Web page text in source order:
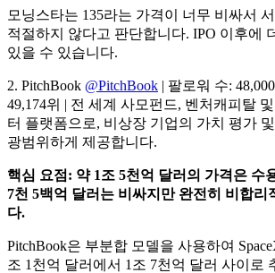
모닝스타는 135라는 가격이 너무 비싸서
적절하지 않다고 판단합니다. IPO 이후에
있을 수 있습니다.
2. PitchBook @PitchBook | 팔로워 수:
49,174위 | 전 세계 사모펀드, 벤처캐피탈
터 플랫폼으로, 비상장 기업의 가치 평가
광범위하게 제공합니다.
핵심 요점: 약 1조 5천억 달러의 가격은 수
7천 5백억 달러는 비싸지만 완전히 비합리
다.
PitchBook은 부분합 모델을 사용하여
조 1천억 달러에서 1조 7천억 달러 사이로